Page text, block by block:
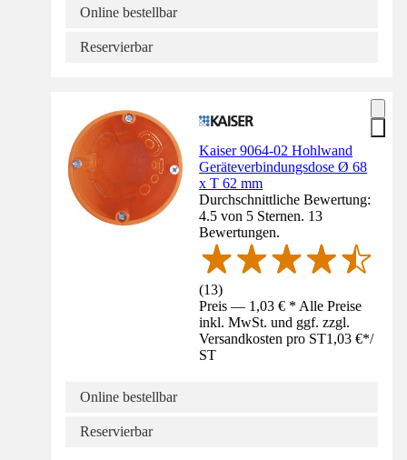
Online bestellbar
Reservierbar
Kaiser 9064-02 Hohlwand
Geräteverbindungsdose Ø 68
x T 62 mm
Durchschnittliche Bewertung:
4.5 von 5 Sternen. 13
Bewertungen.
(13)
Preis — 1,03 € * Alle Preise
inkl. MwSt. und ggf. zzgl.
Versandkosten pro ST1,03 €*/
ST
Online bestellbar
Reservierbar